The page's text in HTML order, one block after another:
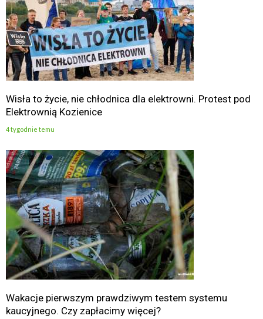
Wisła to życie, nie chłodnica dla elektrowni. Protest pod
Elektrownią Kozienice
4 tygodnie temu
Wakacje pierwszym prawdziwym testem systemu
kaucyjnego. Czy zapłacimy więcej?